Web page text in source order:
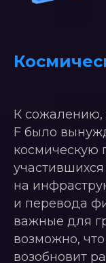
К сожалению,
F было
космическую
участившихся
на
и перевода
важные для
возможно,
возобновит